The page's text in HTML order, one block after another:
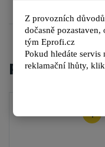
1
Z provozních
dočasně
tým Eprofi.cz
Pokud hledáte servis
reklamační lhůty, kl